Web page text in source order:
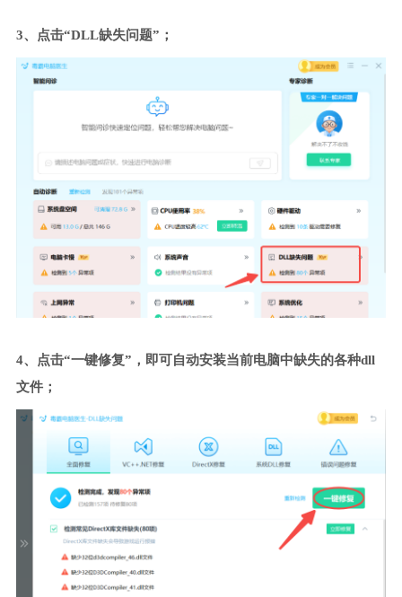
3、点击“DLL缺失问题”；
4、点击“一键修复”，即可自动安装当前电脑中缺失的各种dll
文件；